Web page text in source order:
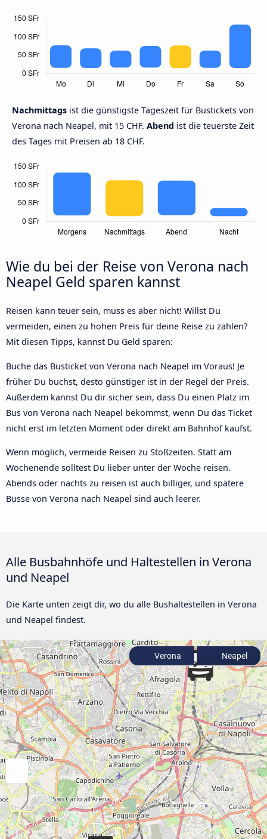
Nachmittags ist die günstigste Tageszeit für Bustickets von
Verona nach Neapel, mit 15 CHF. Abend ist die teuerste Zeit
des Tages mit Preisen ab 18 CHF.
Wie du bei der Reise von Verona nach
Neapel Geld sparen kannst
Reisen kann teuer sein, muss es aber nicht! Willst Du
vermeiden, einen zu hohen Preis für deine Reise zu zahlen?
Mit diesen Tipps, kannst Du Geld sparen:
Buche das Busticket von Verona nach Neapel im Voraus! Je
früher Du buchst, desto günstiger ist in der Regel der Preis.
Außerdem kannst Du dir sicher sein, dass Du einen Platz im
Bus von Verona nach Neapel bekommst, wenn Du das Ticket
nicht erst im letzten Moment oder direkt am Bahnhof kaufst.
Wenn möglich, vermeide Reisen zu Stoßzeiten. Statt am
Wochenende solltest Du lieber unter der Woche reisen.
Abends oder nachts zu reisen ist auch billiger, und spätere
Busse von Verona nach Neapel sind auch leerer.
Alle Busbahnhöfe und Haltestellen in Verona
und Neapel
Die Karte unten zeigt dir, wo du alle Bushaltestellen in Verona
und Neapel findest.
Verona Neapel